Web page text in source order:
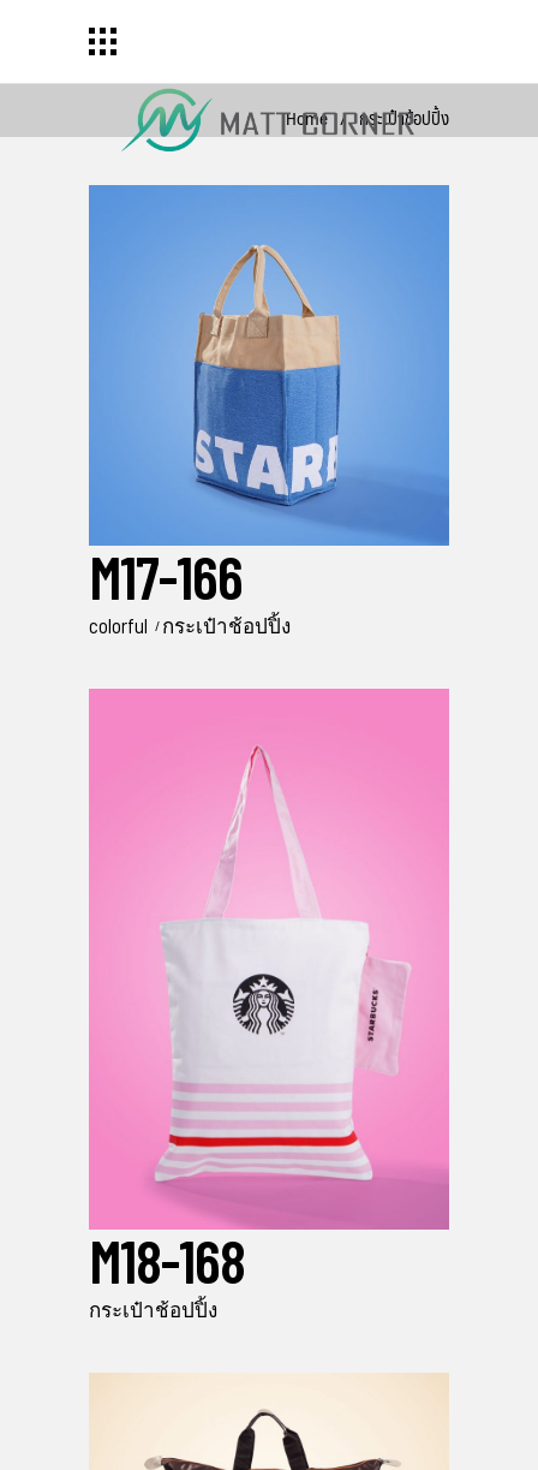
Home / กระเป๋าช้อปปิ้ง
M17-166
colorful กระเป๋าช้อปปิ้ง
M18-168
กระเป๋าช้อปปิ้ง